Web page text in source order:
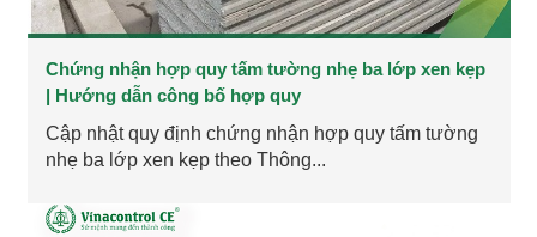
Chứng nhận hợp quy tấm tường nhẹ ba lớp xen kẹp
| Hướng dẫn công bố hợp quy
Cập nhật quy định chứng nhận hợp quy tấm tường
nhẹ ba lớp xen kẹp theo Thông...